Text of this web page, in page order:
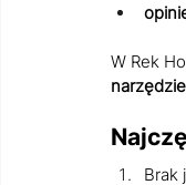
W Rek
Brak